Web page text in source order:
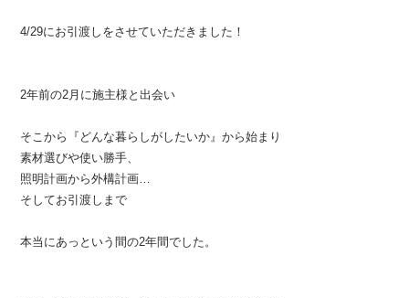
4/29にお引渡しをさせていただきました！
2年前の2月に施主様と出会い
そこから『どんな暮らしがしたいか』から始まり
素材選びや使い勝手、
照明計画から外構計画…
そしてお引渡しまで
本当にあっという間の2年間でした。